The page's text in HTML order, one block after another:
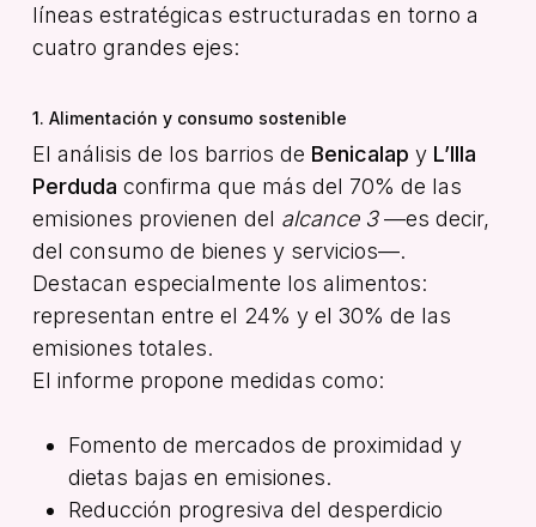
líneas estratégicas estructuradas en torno a
cuatro grandes ejes:
1. Alimentación y consumo sostenible
El análisis de los barrios de Benicalap y L’Illa
Perduda confirma que más del 70% de las
emisiones provienen del alcance 3—es decir,
del consumo de bienes y servicios—.
Destacan especialmente los alimentos:
representan entre el 24% y el 30% de las
emisiones totales.
El informe propone medidas como:
Fomento de mercados de proximidad y
dietas bajas en emisiones.
Reducción progresiva del desperdicio